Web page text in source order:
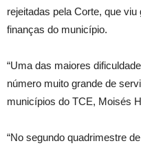
rejeitadas pela Corte, que
finanças do município.
“Uma das maiores
número muito grande de
municípios do TCE, Moisés
“No segundo quadrimestre